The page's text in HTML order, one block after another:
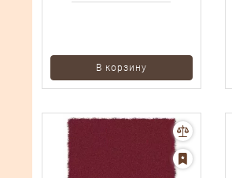
В корзину